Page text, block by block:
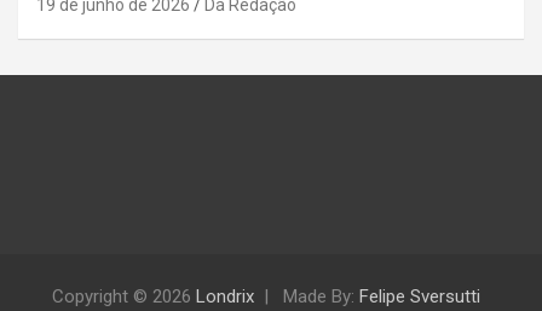
19 de junho de 2026 Da Redação
Copyright © 2026 Londrix Made By: Felipe Sversutti